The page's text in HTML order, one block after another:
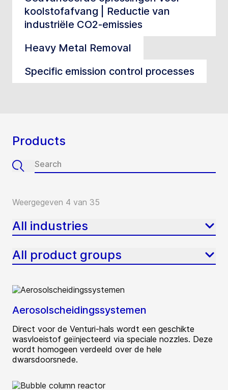
koolstofafvang | Reductie van
industriële CO2-emissies
Heavy Metal Removal
Specific emission control processes
Products
Weergegeven 4 van 35
All industries
All product groups
Aerosolscheidingssystemen
Direct voor de Venturi-hals wordt een geschikte
wasvloeistof geïnjecteerd via speciale nozzles. Deze
wordt homogeen verdeeld over de hele
dwarsdoorsnede.